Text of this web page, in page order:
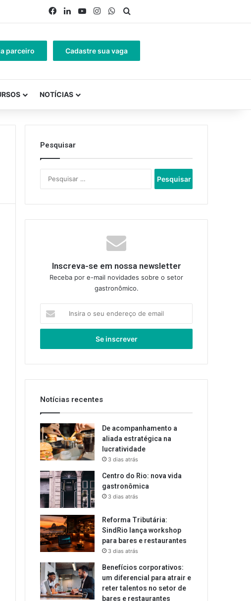
Facebook
LinkedinYouTubeInstagramWhatsApp
parceiro Cadastre sua vaga
NOTÍCIAS
Pesquisar
por:
Inscreva-se em nossa newsletter
Receba por e-mail novidades sobre o setor
gastronômico.
seu
de
Notícias recentes
De acompanhamento a
aliada estratégica na
lucratividade
3 dias atrás
Centro do Rio: nova vida
gastronômica
3 dias atrás
Reforma Tributária:
SindRio lança workshop
para bares e restaurantes
3 dias atrás
Benefícios corporativos:
um diferencial para atrair e
reter talentos no setor de
bares e restaurantes